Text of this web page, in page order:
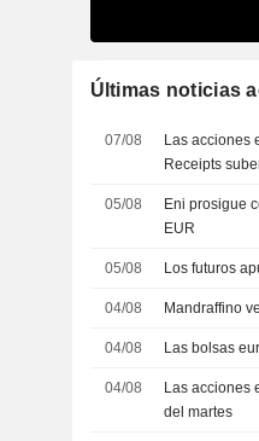
Últimas noticias
07/08
Las acciones
Receipts
05/08
Eni prosigue
EUR
05/08 Los futuros
04/08 Mandraffino
04/08 Las bolsas
04/08
Las acciones
del martes